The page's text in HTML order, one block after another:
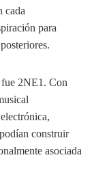
cada
para
fue 2NE1. Con
construir
asociada